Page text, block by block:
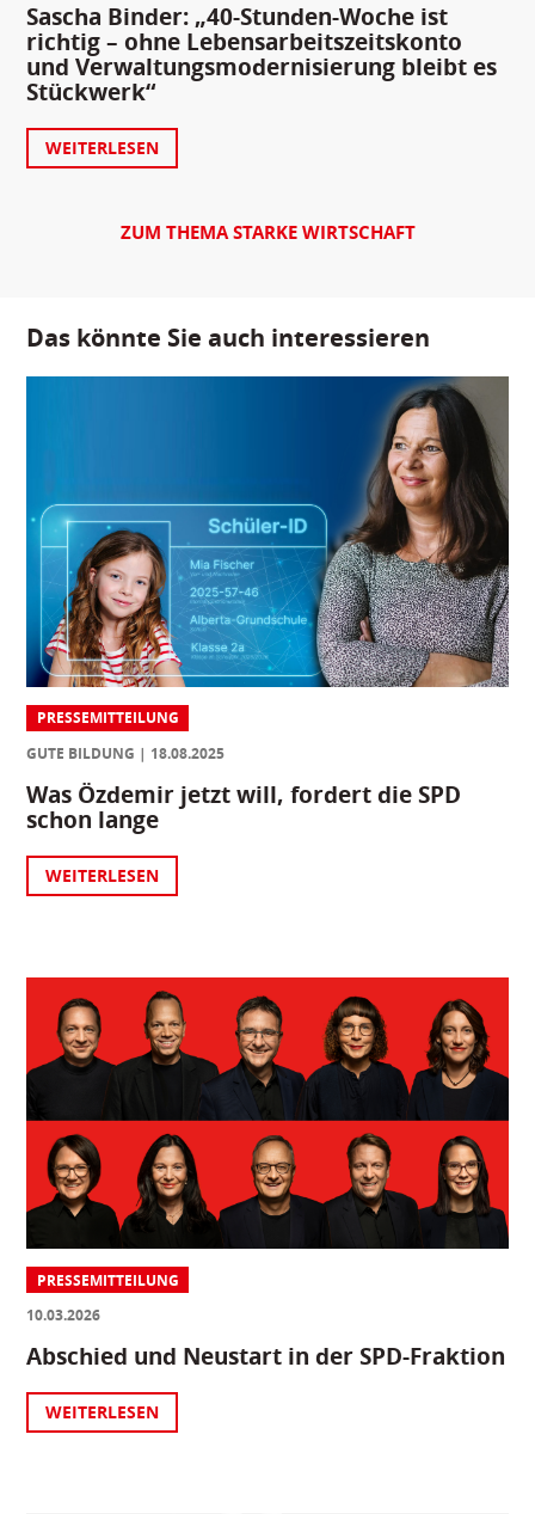
Sascha Binder: „40-Stunden-Woche ist
richtig – ohne Lebensarbeitszeitskonto
und Verwaltungsmodernisierung bleibt es
Stückwerk“
WEITERLESEN
ZUM THEMA STARKE WIRTSCHAFT
Das könnte Sie auch interessieren
PRESSEMITTEILUNG
GUTE BILDUNG
18.08.2025
Was Özdemir jetzt will, fordert die SPD
schon lange
WEITERLESEN
PRESSEMITTEILUNG
10.03.2026
Abschied und Neustart in der SPD-Fraktion
WEITERLESEN